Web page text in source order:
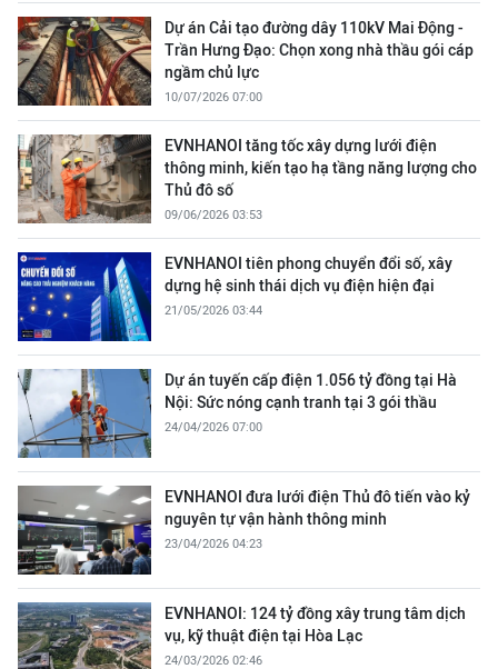
Dự án Cải tạo đường dây 110kV Mai Động -
Trần Hưng Đạo: Chọn xong nhà thầu gói cáp
ngầm chủ lực
10/07/2026 07:00
EVNHANOI tăng tốc xây dựng lưới điện
thông minh, kiến tạo hạ tầng năng lượng cho
Thủ đô số
09/06/2026 03:53
EVNHANOI tiên phong chuyển đổi số, xây
dựng hệ sinh thái dịch vụ điện hiện đại
21/05/2026 03:44
Dự án tuyến cấp điện 1.056 tỷ đồng tại Hà
Nội: Sức nóng cạnh tranh tại 3 gói thầu
24/04/2026 07:00
EVNHANOI đưa lưới điện Thủ đô tiến vào kỷ
nguyên tự vận hành thông minh
23/04/2026 04:23
EVNHANOI: 124 tỷ đồng xây trung tâm dịch
vụ, kỹ thuật điện tại Hòa Lạc
24/03/2026 02:46